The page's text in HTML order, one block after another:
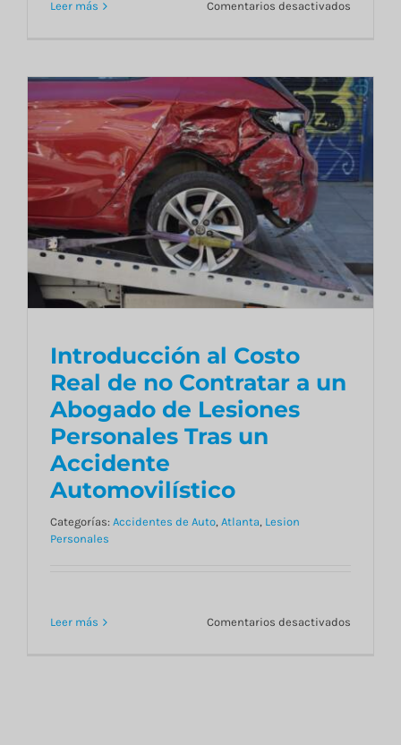
Leer más Comentarios desactivados
crucial
contar
con
un
abogado
Introducción al Costo
Real de no Contratar a
un Abogado de Lesiones
Personales Tras un
Accidente
Automovilístico
Introducción al Costo
Real de no Contratar a un
Abogado de Lesiones
Personales Tras un
Accidente
Automovilístico
Categorías: Accidentes de Auto, Atlanta, Lesion
Personales
Leer más Comentarios desactivados